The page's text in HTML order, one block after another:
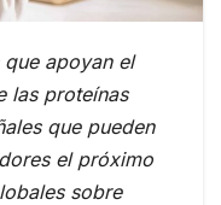
apoyan el
las proteínas
que pueden
el próximo
sobre